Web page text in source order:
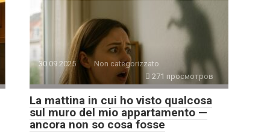
30.09.2025
Non categorizzato
271 просмотров
La mattina in cui ho visto qualcosa
sul muro del mio appartamento —
ancora non so cosa fosse